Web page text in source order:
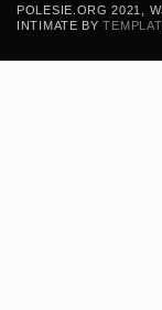
POLESIE.ORG 2021,
INTIMATE BY